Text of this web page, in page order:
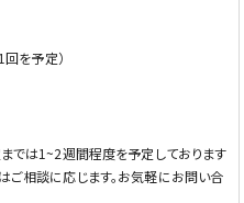
回を予定）
では1~2週間程度を予定しております
ご相談に応じます。お気軽にお問い合